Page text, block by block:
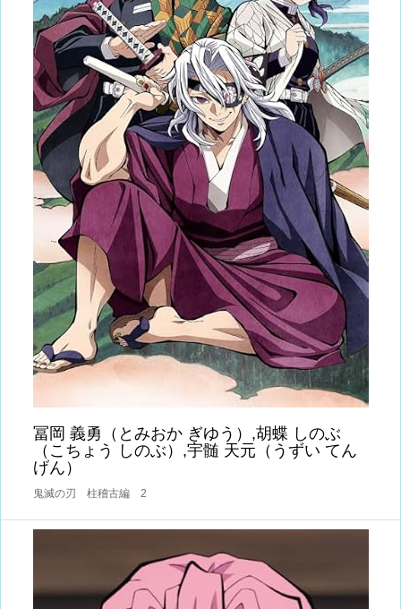
冨岡 義勇（とみおか ぎゆう）,胡蝶 しのぶ
（こちょう しのぶ）,宇髄 天元（うずい てん
げん）
鬼滅の刃 柱稽古編 2